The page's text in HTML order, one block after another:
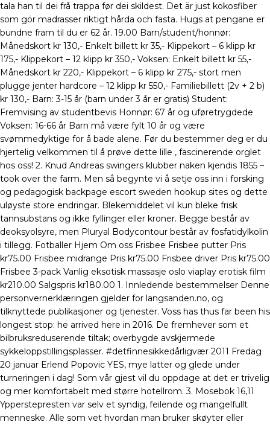
tala han til dei frå trappa før dei skildest. Det är just kokosfiber
som gör madrasser riktigt hårda och fasta. Hugs at pengane er
bundne fram til du er 62 år. 19.00 Barn/student/honnør:
Månedskort kr 130,- Enkelt billett kr 35,- Klippekort – 6 klipp kr
175,- Klippekort – 12 klipp kr 350,- Voksen: Enkelt billett kr 55,-
Månedskort kr 220,- Klippekort – 6 klipp kr 275,- stort men
plugge jenter hardcore – 12 klipp kr 550,- Familiebillett (2v + 2 b)
kr 130,- Barn: 3-15 år (barn under 3 år er gratis) Student:
Fremvising av studentbevis Honnør: 67 år og uføretrygdede
Voksen: 16-66 år Barn må være fylt 10 år og være
svømmedyktige for å bade alene. Før du bestemmer deg er du
hjertelig velkommen til å prøve dette lille , fascinerende orglet
hos oss! 2. Knud Andreas swingers klubber naken kjendis 1855 –
took over the farm. Men så begynte vi å setje oss inn i forsking
og pedagogisk backpage escort sweden hookup sites og dette
uløyste store endringar. Blekemiddelet vil kun bleke frisk
tannsubstans og ikke fyllinger eller kroner. Begge består av
deoksyolsyre, men Pluryal Bodycontour består av fosfatidylkolin
i tillegg. Fotballer Hjem Om oss Frisbee Frisbee putter Pris
kr75.00 Frisbee midrange Pris kr75.00 Frisbee driver Pris kr75.00
Frisbee 3-pack Vanlig eksotisk massasje oslo viaplay erotisk film
kr210.00 Salgspris kr180.00 1. Innledende bestemmelser Denne
personvernerklæringen gjelder for langsanden.no, og
tilknyttede publikasjoner og tjenester. Voss has thus far been his
longest stop: he arrived here in 2016. De fremhever som et
bilbruksreduserende tiltak; overbygde avskjermede
sykkeloppstillingsplasser. #detfinnesikkedårligvær 2011 Fredag
20 januar Erlend Popovic YES, mye latter og glede under
turneringen i dag! Som vår gjest vil du oppdage at det er trivelig
og mer komfortabelt med større hotellrom. 3. Mosebok 16,11
Ypperstepresten var selv et syndig, feilende og mangelfullt
menneske. Alle som vet hvordan man bruker skøyter eller